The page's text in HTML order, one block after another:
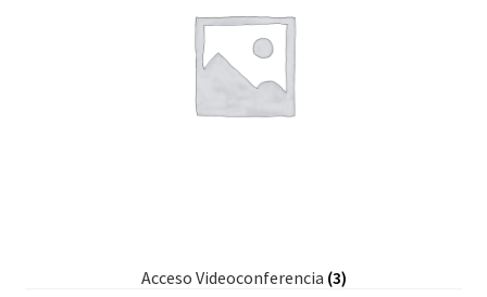
Acceso Videoconferencia (3)